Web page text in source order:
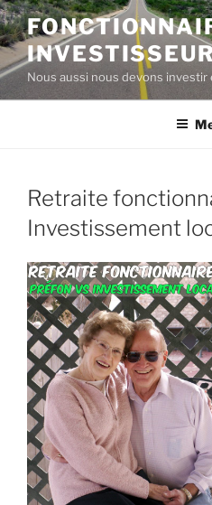
Aller
au
contenu
principalNous aussi nous devons
Retraite
Investissement